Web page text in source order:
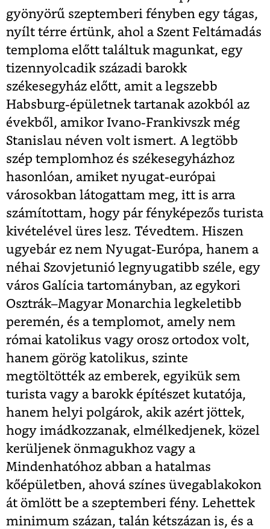
gyönyörű szeptemberi fényben egy tágas,
nyílt térre értünk, ahol a Szent Feltámadás
temploma előtt találtuk magunkat, egy
tizennyolcadik századi barokk
székesegyház előtt, amit a legszebb
Habsburg-épületnek tartanak azokból az
évekből, amikor Ivano-Frankivszk még
Stanislau néven volt ismert. A legtöbb
szép templomhoz és székesegyházhoz
hasonlóan, amiket nyugat-európai
városokban látogattam meg, itt is arra
számítottam, hogy pár fényképezős turista
kivételével üres lesz. Tévedtem. Hiszen
ugyebár ez nem Nyugat-Európa, hanem a
néhai Szovjetunió legnyugatibb széle, egy
város Galícia tartományban, az egykori
Osztrák–Magyar Monarchia legkeletibb
peremén, és a templomot, amely nem
római katolikus vagy orosz ortodox volt,
hanem görög katolikus, szinte
megtöltötték az emberek, egyikük sem
turista vagy a barokk építészet kutatója,
hanem helyi polgárok, akik azért jöttek,
hogy imádkozzanak, elmélkedjenek, közel
kerüljenek önmagukhoz vagy a
Mindenhatóhoz abban a hatalmas
kőépületben, ahová színes üvegablakokon
át ömlött be a szeptemberi fény. Lehettek
minimum százan, talán kétszázan is, és a